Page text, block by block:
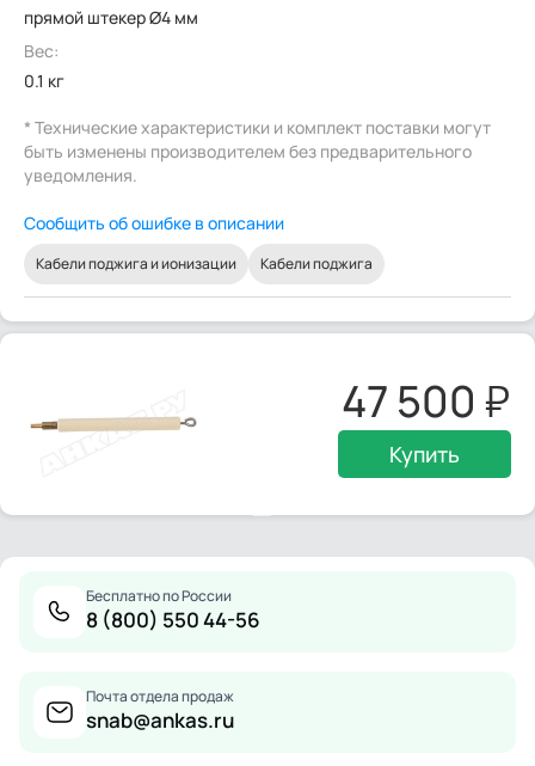
прямой штекер Ø4 мм
Вес:
0.1 кг
* Технические характеристики и комплект поставки могут
быть изменены производителем без предварительного
уведомления.
Сообщить об ошибке в описании
Кабели поджига и ионизации Кабели поджига
47 500
Купить
Бесплатно по России
8 (800) 550 44-56
Почта отдела продаж
snab@ankas.ru